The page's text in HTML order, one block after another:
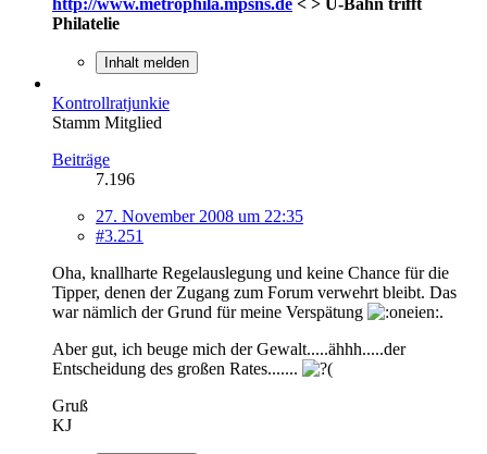
Philatelie
Inhalt melden
Kontrollratjunkie
Stamm Mitglied
Beiträge
7.196
27. November 2008 um 22:35
#3.251
Oha, knallharte Regelauslegung und keine Chance für die
Tipper, denen der Zugang zum Forum verwehrt bleibt. Das
war nämlich der Grund für meine Verspätung
.
Aber gut, ich beuge mich der Gewalt.....ähhh.....der
Entscheidung des großen Rates.......
Gruß
KJ